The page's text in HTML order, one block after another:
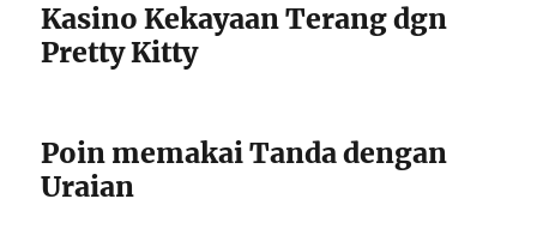
Kasino Kekayaan Terang dgn
Pretty Kitty
Poin memakai Tanda dengan
Uraian